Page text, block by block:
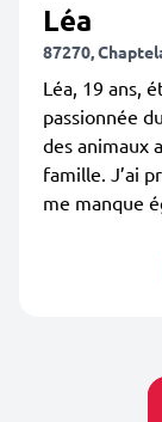
Léa
87270,
Léa, 19 ans,
passionnée
des animaux
famille. J’ai
me manque